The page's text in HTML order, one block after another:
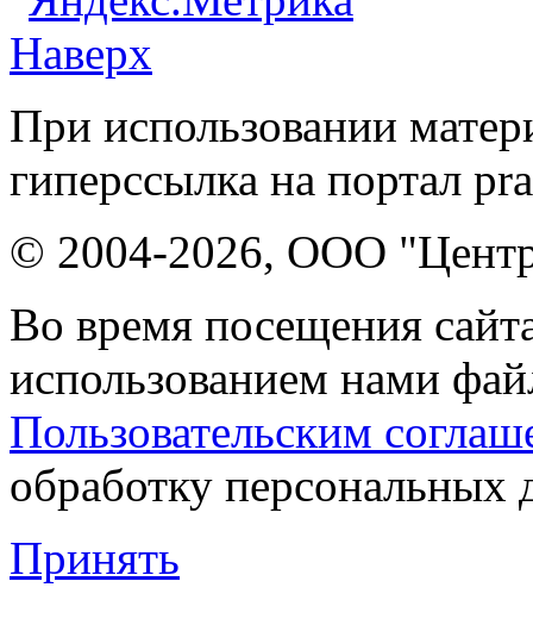
Наверх
При использовании
гиперссылка на портал
© 2004-2026, ООО "Центр
Во время посещения
использованием нами
Пользовательским
обработку персональных
Принять